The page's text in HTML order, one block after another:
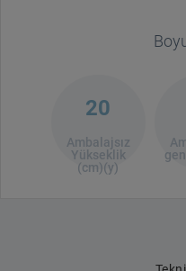
20
Ambalajsız
Yükseklik
(cm)(y)